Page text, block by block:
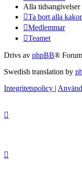
Alla
Ta bort alla kakor
Medlemmar
Teamet
Drivs av phpBB®
Swedish translation by
Integritetspolicy |